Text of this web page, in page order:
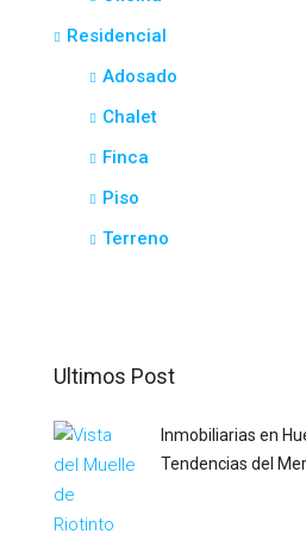
Residencial
Adosado
Chalet
Finca
Piso
Terreno
Ultimos Post
Inmobiliarias en
Tendencias del